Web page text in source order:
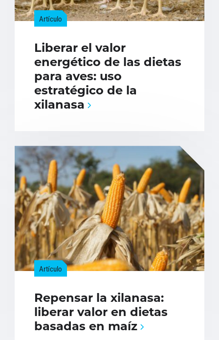
Artículo
Liberar el valor
energético de las dietas
para aves: uso
estratégico de la
xilanasa
Artículo
Repensar la xilanasa:
liberar valor en dietas
basadas en maíz